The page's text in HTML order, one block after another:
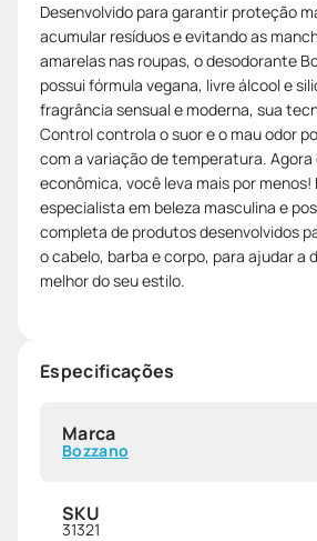
Desenvolvido para garantir proteção
acumular resíduos e evitando as
amarelas nas roupas, o desodorante
possui fórmula vegana, livre álcool e
fragrância sensual e moderna, sua
Control controla o suor e o mau odor
com a variação de temperatura. Agora
econômica, você leva mais por menos!
especialista em beleza masculina e
completa de produtos desenvolvidos
o cabelo, barba e corpo, para ajudar a
melhor do seu estilo.
Especificações
Marca
Bozzano
SKU
31321